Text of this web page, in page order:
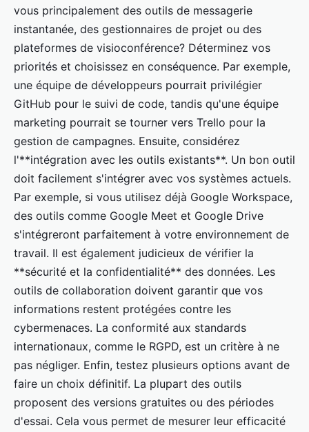
vous principalement des outils de messagerie
instantanée, des gestionnaires de projet ou des
plateformes de visioconférence? Déterminez vos
priorités et choisissez en conséquence. Par exemple,
une équipe de développeurs pourrait privilégier
GitHub pour le suivi de code, tandis qu'une équipe
marketing pourrait se tourner vers Trello pour la
gestion de campagnes. Ensuite, considérez
l'**intégration avec les outils existants**. Un bon outil
doit facilement s'intégrer avec vos systèmes actuels.
Par exemple, si vous utilisez déjà Google Workspace,
des outils comme Google Meet et Google Drive
s'intégreront parfaitement à votre environnement de
travail. Il est également judicieux de vérifier la
**sécurité et la confidentialité** des données. Les
outils de collaboration doivent garantir que vos
informations restent protégées contre les
cybermenaces. La conformité aux standards
internationaux, comme le RGPD, est un critère à ne
pas négliger. Enfin, testez plusieurs options avant de
faire un choix définitif. La plupart des outils
proposent des versions gratuites ou des périodes
d'essai. Cela vous permet de mesurer leur efficacité